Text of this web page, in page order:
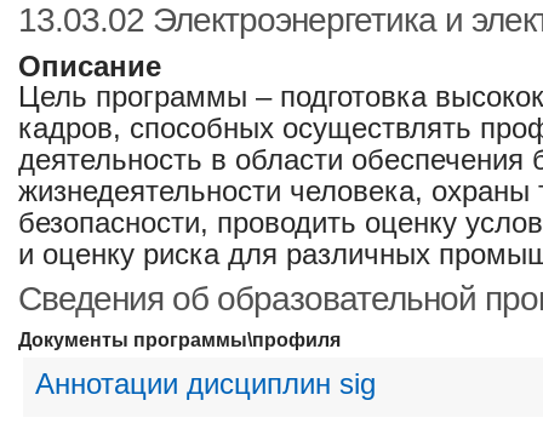
13.03.02 Электроэнергетика и
Описание
Цель программы – подготовка
кадров, способных осуществлять
деятельность в области обеспечения
жизнедеятельности человека,
безопасности, проводить оценку
и оценку риска для различных
Сведения об образовательной
Документы программы\профиля
Аннотации дисциплин sig